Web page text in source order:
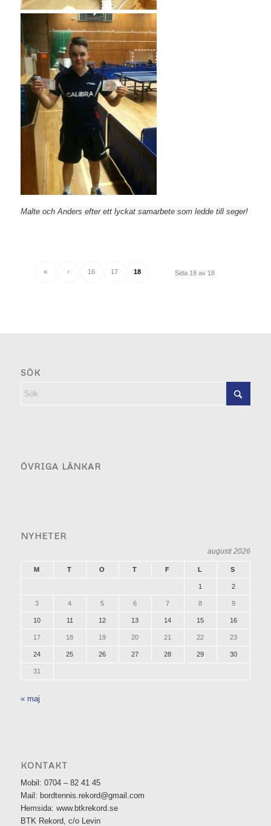
Malte och Anders efter ett lyckat samarbete som ledde till seger!
Sida 18 av 18
« ‹ 16 17 18
SÖK
ÖVRIGA LÄNKAR
NYHETER
augusti 2026
M T O T F L S
1 2
3 4 5 6 7 8 9
10 11 12 13 14 15 16
17 18 19 20 21 22 23
24 25 26 27 28 29 30
31
« maj
KONTAKT
Mobil: 0704 – 82 41 45
Mail: bordtennis.rekord@gmail.com
Hemsida: www.btkrekord.se
BTK Rekord, c/o Levin